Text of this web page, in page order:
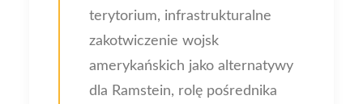
terytorium, infrastrukturalne
zakotwiczenie wojsk
amerykańskich jako alternatywy
dla Ramstein, rolę pośrednika